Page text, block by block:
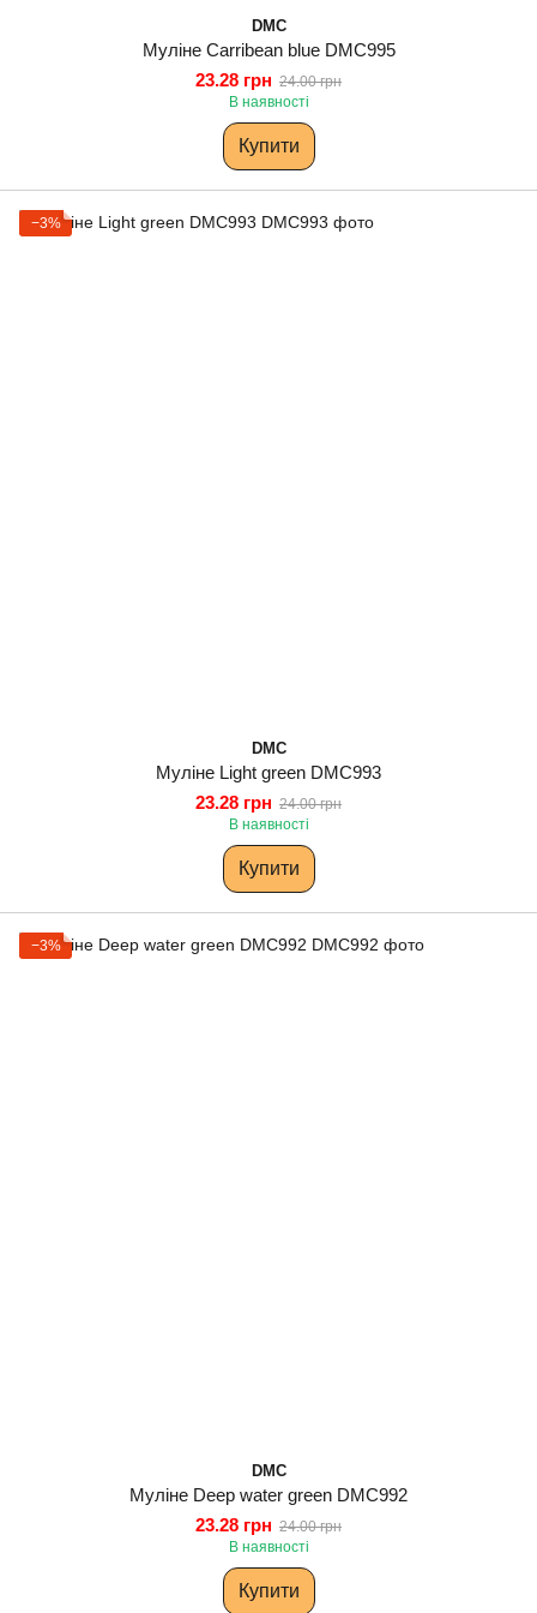
DMC
Муліне Carribean blue DMC995
23.28 грн 24.00 грн
В наявності
Купити
−3%
DMC
Муліне Light green DMC993
23.28 грн 24.00 грн
В наявності
Купити
−3%
DMC
Муліне Deep water green DMC992
23.28 грн 24.00 грн
В наявності
Купити